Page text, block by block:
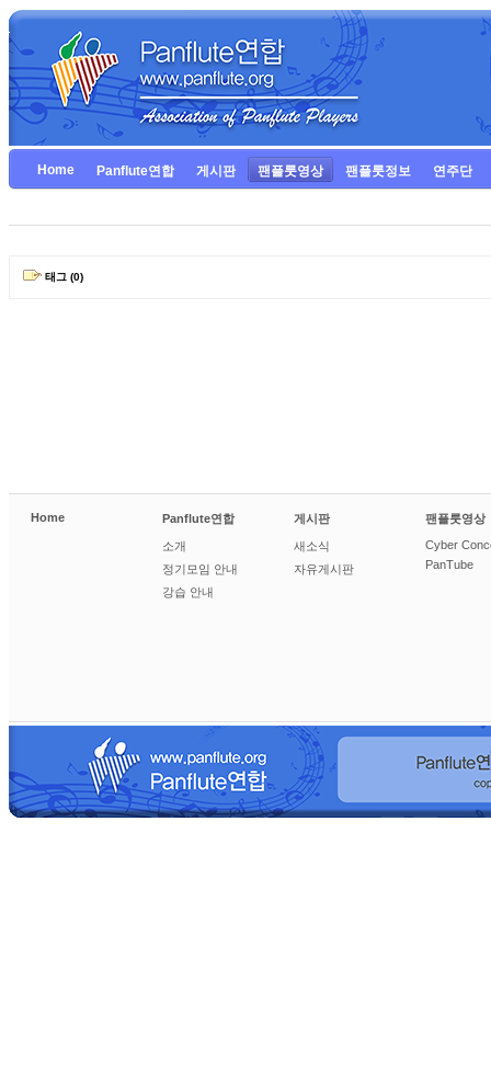
Home Panflute연합 게시판 팬플룻영상 팬플룻정보 연주단
태그 (0)
Home Panflute연합
소개
정기모임 안내
강습 안내
게시판
새소식
자유게시판
팬플룻영상
Cyber
PanTube